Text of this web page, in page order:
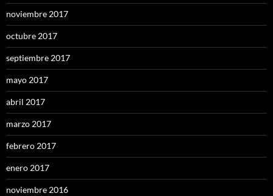
noviembre 2017
octubre 2017
septiembre 2017
mayo 2017
abril 2017
marzo 2017
febrero 2017
enero 2017
noviembre 2016